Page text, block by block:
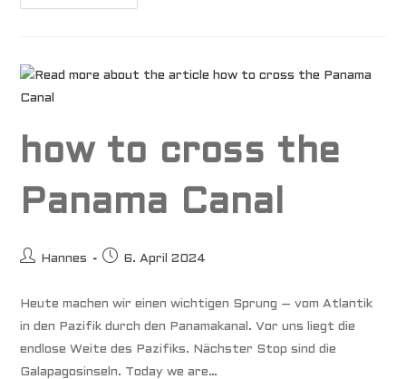
how to cross the
Panama Canal
Beitrags-
Hannes
Beitrag6. April 2024
Heute machen wir einen wichtigen Sprung – vom Atlantik
in den Pazifik durch den Panamakanal. Vor uns liegt die
endlose Weite des Pazifiks. Nächster Stop sind die
Galapagosinseln. Today we are…